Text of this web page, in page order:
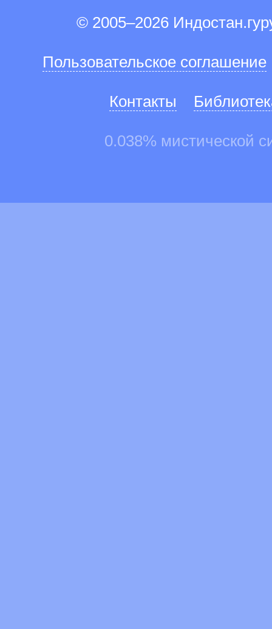
© 2005–2026
Пользовательское соглашение
Контакты
0.038% мистической